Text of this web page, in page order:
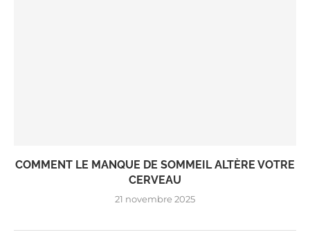
COMMENT LE MANQUE DE SOMMEIL ALTÈRE VOTRE
CERVEAU
21 novembre 2025